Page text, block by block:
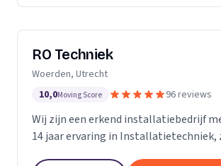
RO Techniek
Woerden, Utrecht
10,0Moving Score 96 reviews
Wij zijn een erkend installatiebedrijf
14 jaar ervaring in Installatietechniek,